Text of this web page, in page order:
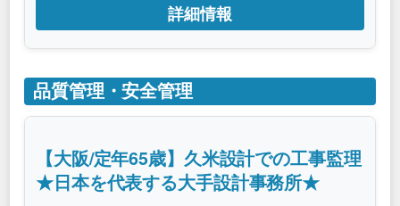
詳細情報
品質管理・安全管理
【大阪/定年65歳】久米設計での工事監理
★日本を代表する大手設計事務所★